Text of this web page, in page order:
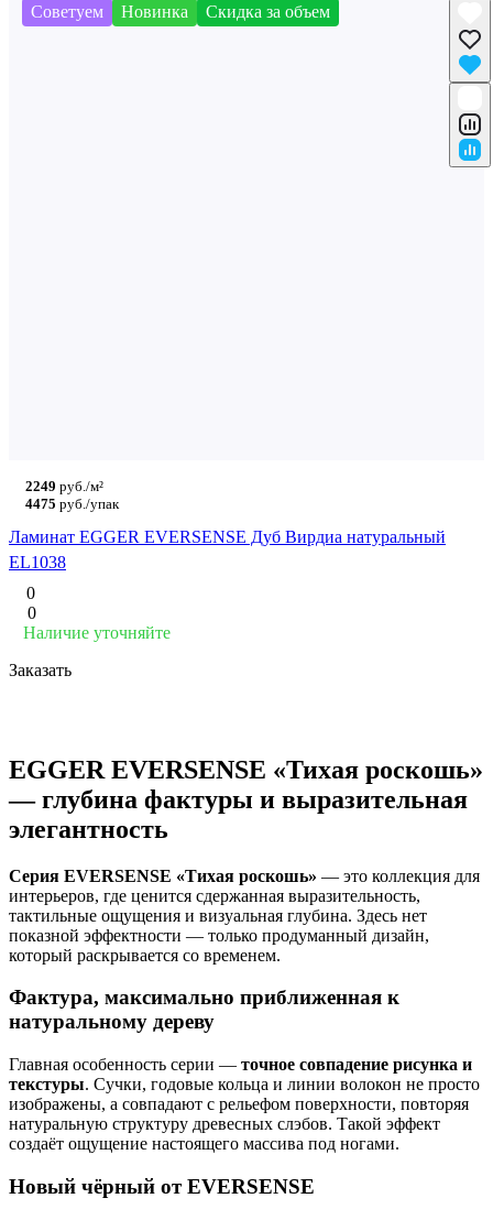
Советуем
Новинка Скидка за объем
2249 руб./м²
4475 руб./упак
Ламинат EGGER EVERSENSE Дуб Вирдиа натуральный
EL1038
0
0
Наличие уточняйте
Заказать
EGGER EVERSENSE «Тихая роскошь»
— глубина фактуры и выразительная
элегантность
Серия EVERSENSE «Тихая роскошь» — это коллекция для
интерьеров, где ценится сдержанная выразительность,
тактильные ощущения и визуальная глубина. Здесь нет
показной эффектности — только продуманный дизайн,
который раскрывается со временем.
Фактура, максимально приближенная к
натуральному дереву
Главная особенность серии — точное совпадение рисунка и
текстуры. Сучки, годовые кольца и линии волокон не просто
изображены, а совпадают с рельефом поверхности, повторяя
натуральную структуру древесных слэбов. Такой эффект
создаёт ощущение настоящего массива под ногами.
Новый чёрный от EVERSENSE